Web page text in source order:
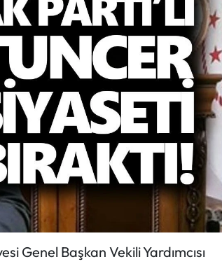
Genel Başkan Vekili Yardımcısı